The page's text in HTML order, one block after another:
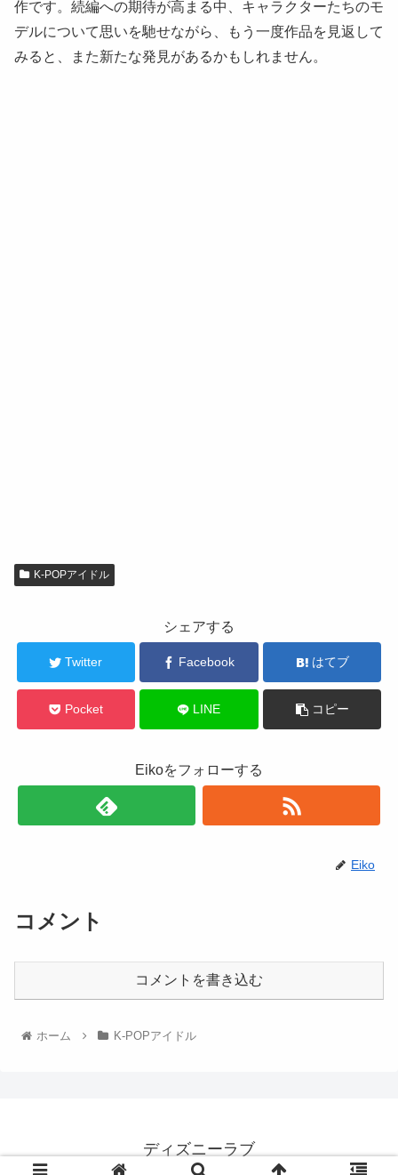
作です。続編への期待が高まる中、キャラクターたちのモ
デルについて思いを馳せながら、もう一度作品を見返して
みると、また新たな発見があるかもしれません。
K-POPアイドル
シェアする
Twitter Facebook はてブ
Pocket LINE コピー
Eikoをフォローする
Eiko
コメント
コメントを書き込む
ホーム K-POPアイドル
ディズニーラブ